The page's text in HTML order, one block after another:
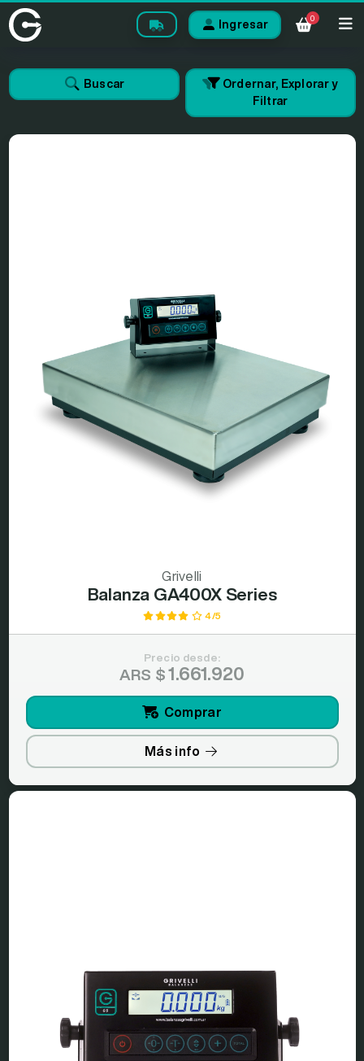
Ingresar
0
Buscar
Ordernar, Explorar y
Filtrar
Grivelli
Balanza GA400X Series
4/5
Precio desde:
ARS $ 1.661.920
Comprar
Más info